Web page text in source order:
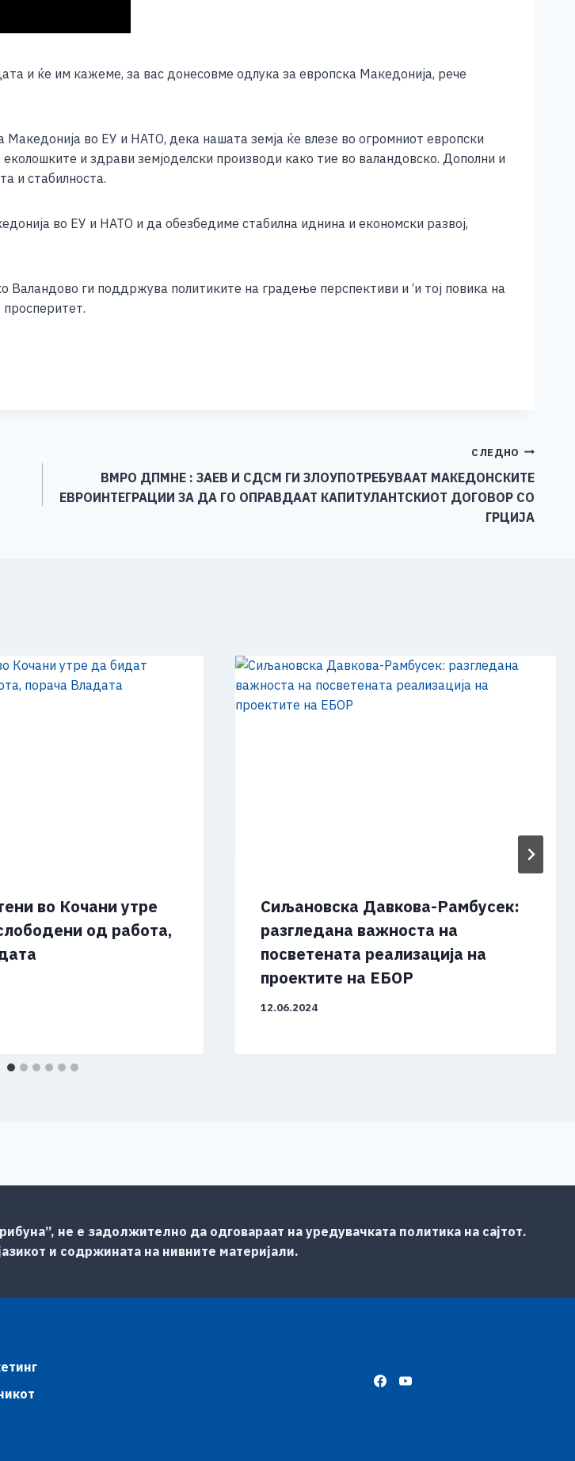
и ќе им кажеме, за вас донесовме одлука за европска Македонија, рече
Македонија во ЕУ и НАТО, дека нашата земја ќе влезе во огромниот европски
и здрави земјоделски производи како тие во валандовско. Дополни и
и стабилноста.
во ЕУ и НАТО и да обезбедиме стабилна иднина и економски развој,
ги поддржува политиките на градење перспективи и ‘и тој повика на
СЛЕДНО
ВМРО ДПМНЕ : ЗАЕВ И СДСМ ГИ ЗЛОУПОТРЕБУВААТ МАКЕДОНСКИТЕ
ЕВРОИНТЕГРАЦИИ ЗА ДА ГО ОПРАВДААТ КАПИТУЛАНТСКИОТ ДОГОВОР СО
ГРЦИЈА
во Кочани утре
од работа,
Сиљановска Давкова-Рамбусек:
разгледана важноста на
посветената реализација на
проектите на ЕБОР
12.06.2024
не е задолжително да одговараат на уредувачката политика на сајтот.
и содржината на нивните материјали.